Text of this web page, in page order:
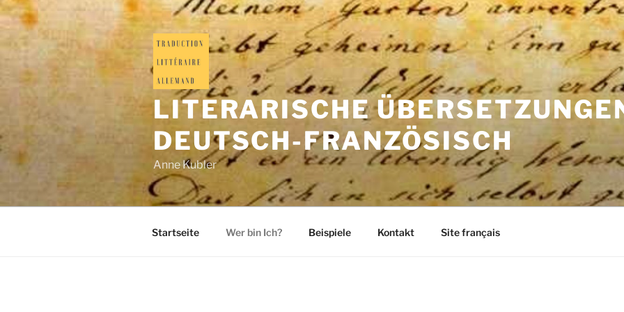
LITERARISCHE
DEUTSCH-FRANZÖSISCH
Anne Kubler
Startseite Wer bin Ich? Beispiele Kontakt Site français